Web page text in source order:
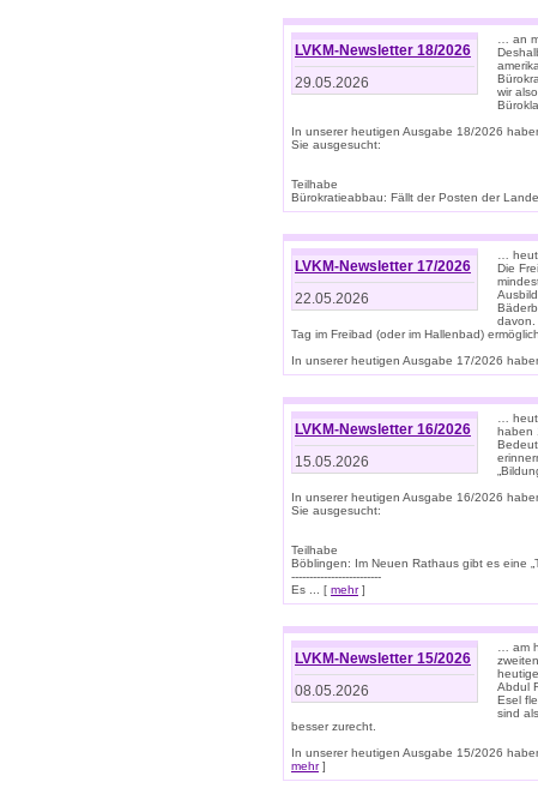
LVKM-Newsletter 18/2026
29.05.2026
… an
wir
In unserer heutigen Ausgabe 18/2026
Sie ausgesucht:
Teilhabe
Bürokratieabbau: Fällt der Posten der
LVKM-Newsletter 17/2026
22.05.2026
…
Die
davon.
Tag im Freibad (oder im Hallenbad)
In unserer heutigen Ausgabe 17/2026
LVKM-Newsletter 16/2026
15.05.2026
…
haben
In unserer heutigen Ausgabe 16/2026
Sie ausgesucht:
Teilhabe
Böblingen: Im Neuen Rathaus gibt es eine
-------------------------
Es ... [ mehr]
LVKM-Newsletter 15/2026
08.05.2026
… am
Abdul
Esel
sind
besser zurecht.
In unserer heutigen Ausgabe 15/2026
mehr]